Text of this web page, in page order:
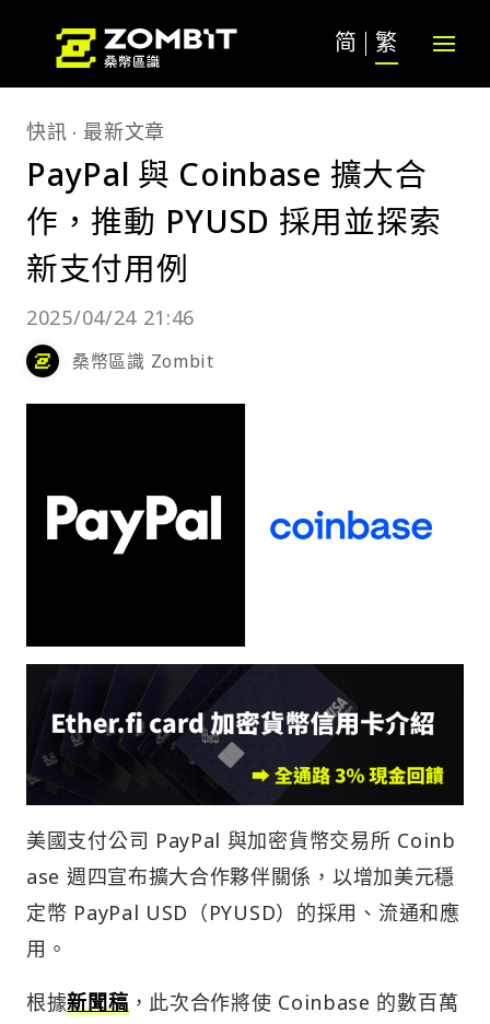
简 繁
快訊 最新文章
PayPal 與 Coinbase 擴大合
作，推動 PYUSD 採用並探索
新支付用例
2025/04/24 21:46
桑幣區識 Zombit
美國支付公司 PayPal 與加密貨幣交易所 Coinb
ase 週四宣布擴大合作夥伴關係，以增加美元穩
定幣 PayPal USD（PYUSD）的採用、流通和應
用。
根據新聞稿，此次合作將使 Coinbase 的數百萬